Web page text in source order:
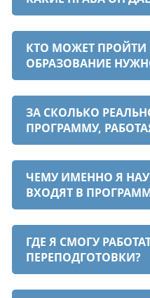
КТО МОЖЕТ ПРОЙТИ
ОБРАЗОВАНИЕ
ЗА СКОЛЬКО
ПРОГРАММУ,
ЧЕМУ ИМЕННО Я
ВХОДЯТ В
ГДЕ Я СМОГУ
ПЕРЕПОДГОТОВКИ?